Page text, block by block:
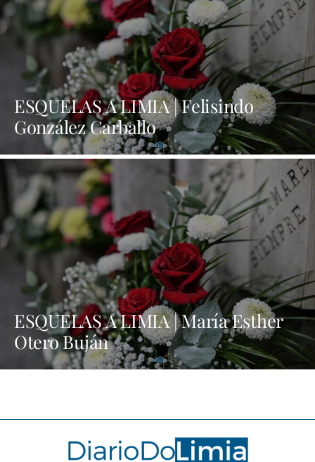
ESQUELAS A LIMIA | Felisindo
González Carballo
ESQUELAS A LIMIA | María Esther
Otero Buján